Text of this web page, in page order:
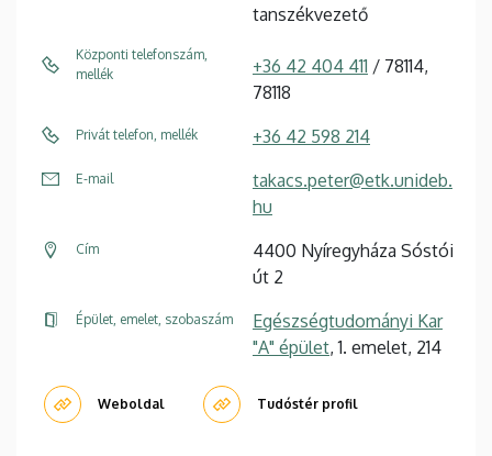
tanszékvezető
Központi telefonszám,
mellék
+36 42 404 411 / 78114,
78118
Privát telefon, mellék +36 42 598 214
E-mail
takacs.peter@etk.unideb.
hu
Cím
4400 Nyíregyháza Sóstói
út 2
Épület, emelet, szobaszám
Egészségtudományi Kar
"A" épület, 1. emelet, 214
Weboldal Tudóstér profil